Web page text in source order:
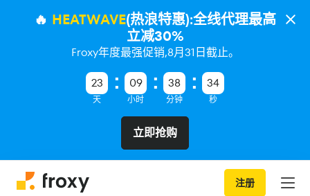
🔥 HEATWAVE(热浪特惠):全线代理最高
立减30%
Froxy年度最强促销,8月31日截止。
23
天
09
小时
38
分钟
34
秒
立即抢购
注册